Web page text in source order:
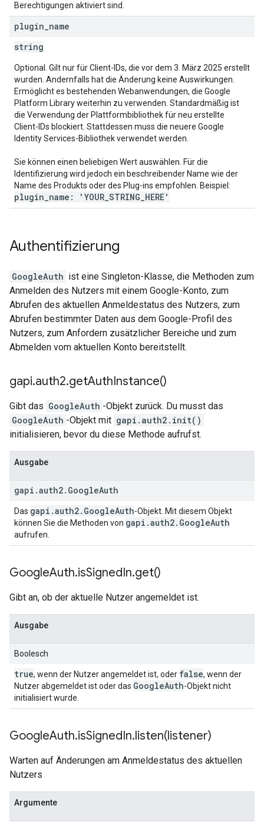
Berechtigungen aktiviert sind.
plugin name
string
Optional. Gilt nur für Client-IDs, die vor dem 3. März 2025 erstellt
wurden. Andernfalls hat die Änderung keine Auswirkungen.
Ermöglicht es bestehenden Webanwendungen, die Google
Platform Library weiterhin zu verwenden. Standardmäßig ist
die Verwendung der Plattformbibliothek für neu erstellte
Client-IDs blockiert. Stattdessen muss die neuere Google
Identity Services-Bibliothek verwendet werden.
Sie können einen beliebigen Wert auswählen. Für die
Identifizierung wird jedoch ein beschreibender Name wie der
Name des Produkts oder des Plug-ins empfohlen. Beispiel:
plugin name: 'YOUR STRING HERE'
Authentifizierung
GoogleAuth ist eine Singleton-Klasse, die Methoden zum
Anmelden des Nutzers mit einem Google-Konto, zum
Abrufen des aktuellen Anmeldestatus des Nutzers, zum
Abrufen bestimmter Daten aus dem Google-Profil des
Nutzers, zum Anfordern zusätzlicher Bereiche und zum
Abmelden vom aktuellen Konto bereitstellt.
gapi.auth2.getAuthInstance()
Gibt das GoogleAuth -Objekt zurück. Du musst das
GoogleAuth -Objekt mit gapi.auth2.init()
initialisieren, bevor du diese Methode aufrufst.
Ausgabe
gapi .auth2. GoogleAuth
Das gapi .auth2. GoogleAuth-Objekt. Mit diesem Objekt
können Sie die Methoden von gapi .auth2. GoogleAuth
aufrufen.
GoogleAuth.isSignedIn.get()
Gibt an, ob der aktuelle Nutzer angemeldet ist.
Ausgabe
Boolesch
true, wenn der Nutzer angemeldet ist, oder false, wenn der
Nutzer abgemeldet ist oder das GoogleAuth-Objekt nicht
initialisiert wurde.
GoogleAuth.isSignedIn.listen(listener)
Warten auf Änderungen am Anmeldestatus des aktuellen
Nutzers
Argumente